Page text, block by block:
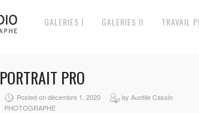
GALERIES I GALERIES II TRAVAIL
PORTRAIT PRO
Posted on décembre 1, 2020
by Aurélie Cassin
PHOTOGRAPHE